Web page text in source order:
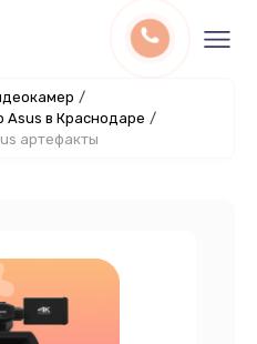
/
в Краснодаре /
артефакты